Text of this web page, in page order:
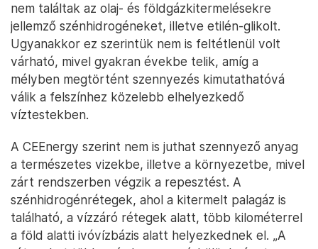
nem találtak az olaj- és földgázkitermelésekre
jellemző szénhidrogéneket, illetve etilén-glikolt.
Ugyanakkor ez szerintük nem is feltétlenül volt
várható, mivel gyakran évekbe telik, amíg a
mélyben megtörtént szennyezés kimutathatóvá
válik a felszínhez közelebb elhelyezkedő
víztestekben.
A CEEnergy szerint nem is juthat szennyező anyag
a természetes vizekbe, illetve a környezetbe, mivel
zárt rendszerben végzik a repesztést. A
szénhidrogénrétegek, ahol a kitermelt palagáz is
található, a vízzáró rétegek alatt, több kilométerrel
a föld alatti ivóvízbázis alatt helyezkednek el. „A